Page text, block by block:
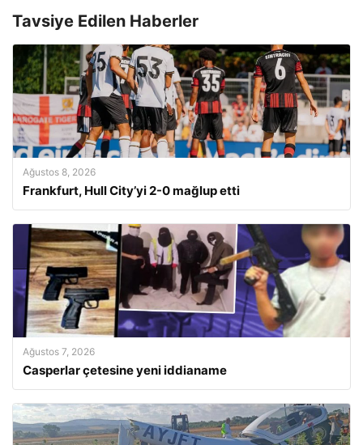
Tavsiye Edilen Haberler
Ağustos 8, 2026
Frankfurt, Hull City’yi 2-0 mağlup etti
Ağustos 7, 2026
Casperlar çetesine yeni iddianame